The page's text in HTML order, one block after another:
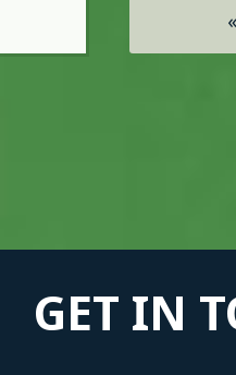
«
GET IN